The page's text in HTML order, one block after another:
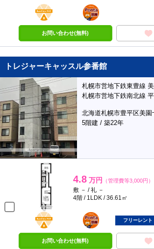
BunChinPAY
ポンタ
部屋
お問い合わせ(無料)
トレジャーキャッスル参番館
札幌市営地下鉄東豊線
札幌市営地下鉄南北線
北海道札幌市豊平区美
5階建 / 築22年
4.8 万円 （管理費等3,000円）
敷 － / 礼 －
4階 / 1LDK / 36.61㎡
BunChinPAY
ポンタ
部屋
フリーレント
お問い合わせ(無料)